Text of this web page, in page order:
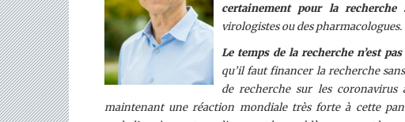
certainement pour la recherche
virologistes ou des pharmacologues.
Le temps de la recherche n’est
qu’il faut financer la recherche
de recherche sur les
maintenant une réaction mondiale très forte à cette